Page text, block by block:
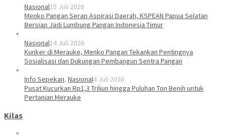
Nasional15 Juli 2026
Menko Pangan Serap Aspirasi Daerah, KSPEAN Papua Selatan
Bersiap Jadi Lumbung Pangan Indonesia Timur
Nasional14 Juli 2026
Kunker di Merauke, Menko Pangan Tekankan Pentingnya
Sosialisasi dan Dukungan Pembangun Sentra Pangan
Info Sepekan, Nasional4 Juli 2026
Pusat Kucurkan Rp1,3 Triliun hingga Puluhan Ton Benih untuk
Pertanian Merauke
Kilas